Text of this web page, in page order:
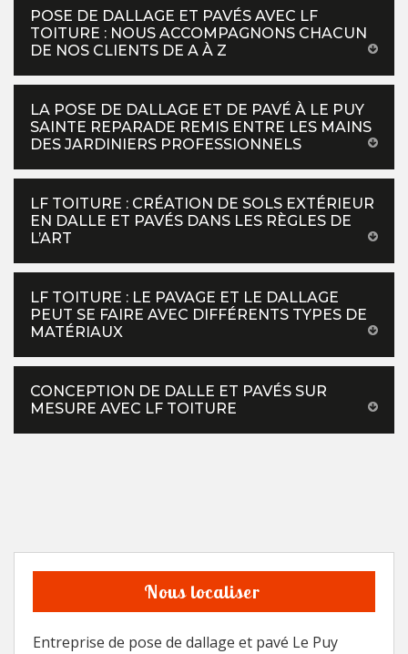
POSE DE DALLAGE ET PAVÉS AVEC LF
TOITURE : NOUS ACCOMPAGNONS CHACUN
DE NOS CLIENTS DE A À Z
LA POSE DE DALLAGE ET DE PAVÉ À LE PUY
SAINTE REPARADE REMIS ENTRE LES MAINS
DES JARDINIERS PROFESSIONNELS
LF TOITURE : CRÉATION DE SOLS EXTÉRIEUR
EN DALLE ET PAVÉS DANS LES RÈGLES DE
L’ART
LF TOITURE : LE PAVAGE ET LE DALLAGE
PEUT SE FAIRE AVEC DIFFÉRENTS TYPES DE
MATÉRIAUX
CONCEPTION DE DALLE ET PAVÉS SUR
MESURE AVEC LF TOITURE
Nous localiser
Entreprise de pose de dallage et pavé Le Puy